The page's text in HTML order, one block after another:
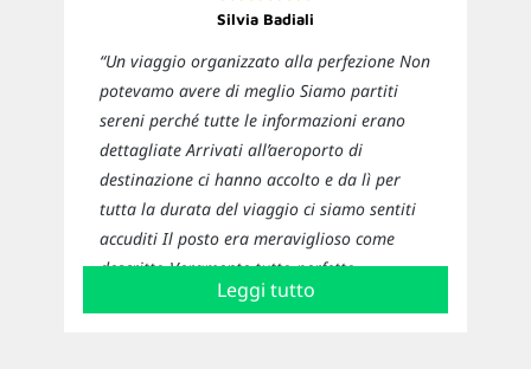
Silvia Badiali
“Un viaggio organizzato alla perfezione Non
potevamo avere di meglio Siamo partiti
sereni perché tutte le informazioni erano
dettagliate Arrivati all’aeroporto di
destinazione ci hanno accolto e da lì per
tutta la durata del viaggio ci siamo sentiti
accuditi Il posto era meraviglioso come
descritto Veramente tutto perfetto
Sicuramente ci affideremo nuovamente a
Leggi tutto